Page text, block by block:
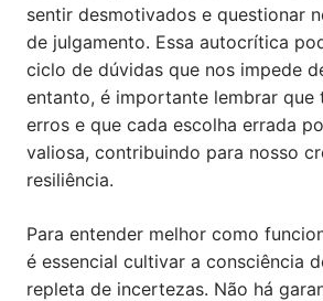
sentir desmotivados e questionar
de julgamento. Essa autocrítica
ciclo de dúvidas que nos impede
entanto, é importante lembrar que
erros e que cada escolha errada
valiosa, contribuindo para nosso
resiliência.
Para entender melhor como
é essencial cultivar a consciência
repleta de incertezas. Não há